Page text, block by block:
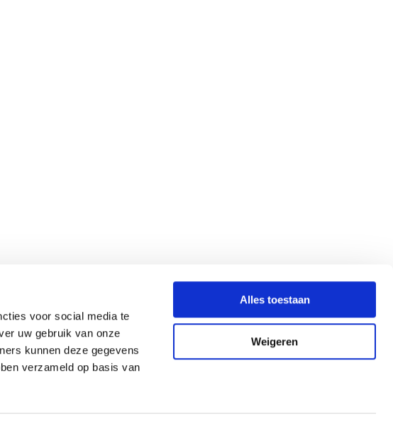
voor social media te
uw gebruik van onze
kunnen deze gegevens
verzameld op basis van
Alles toestaan
Weigeren